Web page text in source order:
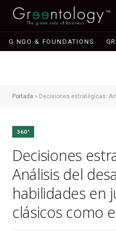
G NGO & FOUNDATIONS
Portada » Decisiones estratégicas: Análisis del
360°
Decisiones
Análisis del
habilidades en
clásicos como